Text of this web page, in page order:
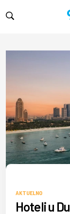
AKTUELNO
Hoteli u